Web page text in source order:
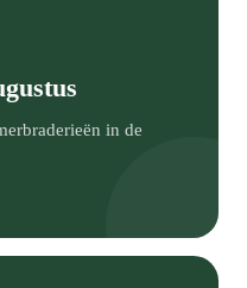
in de